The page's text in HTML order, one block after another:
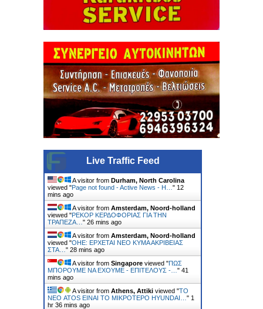
Live Traffic Feed
A visitor from Durham, North Carolina
viewed "Page not found - Active News - Η… " 12
mins ago
A visitor from Amsterdam, Noord-holland
viewed "ΡΕΚΟΡ ΚΕΡΔΟΦΟΡΙΑΣ ΓΙΑ ΤΗΝ
ΤΡΑΠΕΖΑ… " 26 mins ago
A visitor from Amsterdam, Noord-holland
viewed "ΟΗΕ: ΕΡΧΕΤΑΙ ΝΕΟ ΚΥΜΑ ΑΚΡΙΒΕΙΑΣ
ΣΤΑ… " 28 mins ago
A visitor from Singapore viewed "ΠΩΣ
ΜΠΟΡΟΥΜΕ ΝΑ ΕΧΟΥΜΕ - ΕΠΙΤΕΛΟΥΣ -… " 41
mins ago
A visitor from Athens, Attiki viewed "ΤΟ
ΝΕΟ ATOS ΕΙΝΑΙ ΤΟ ΜΙΚΡΟΤΕΡΟ HYUNDAI… " 1
hr 36 mins ago